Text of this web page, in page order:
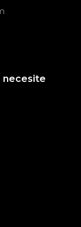
necesite